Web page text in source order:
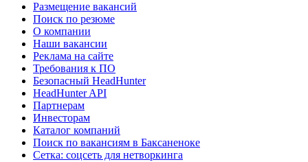
Размещение вакансий
Поиск по резюме
О компании
Наши вакансии
Реклама на сайте
Требования к ПО
Безопасный HeadHunter
HeadHunter API
Партнерам
Инвесторам
Каталог компаний
Поиск по вакансиям в Баксаненоке
Сетка: соцсеть для нетворкинга